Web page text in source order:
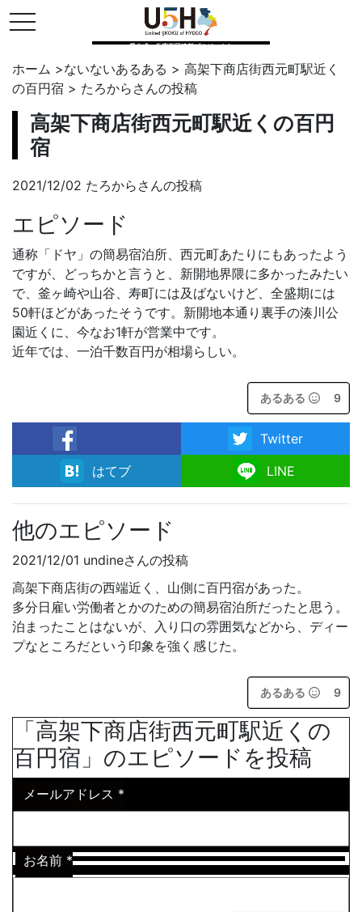
toggle navigation
県公式・兵庫五国連邦プロジェクト
ホーム >ないないあるある > 高架下商店街西元町駅近く
の百円宿 > たろから さんの投稿
高架下商店街西元町駅近くの百円
宿
2021/12/02 たろからさんの投稿
エピソード
通称「ドヤ」の簡易宿泊所、西元町あたりにもあったよう
ですが、どっちかと言うと、新開地界隈に多かったみたい
で、釜ヶ崎や山谷、寿町には及ばないけど、全盛期には
50軒ほどがあったそうです。新開地本通り裏手の湊川公
園近くに、今なお1軒が営業中です。
近年では、一泊千数百円が相場らしい。
あるある 9
facebook
Twitter
はてブ
LINE
他のエピソード
2021/12/01 undineさんの投稿
高架下商店街の西端近く、山側に百円宿があった。
多分日雇い労働者とかのための簡易宿泊所だったと思う。
泊まったことはないが、入り口の雰囲気などから、ディー
プなところだという印象を強く感じた。
あるある 9
「高架下商店街西元町駅近くの
百円宿」のエピソードを投稿
メールアドレス *
お名前 *